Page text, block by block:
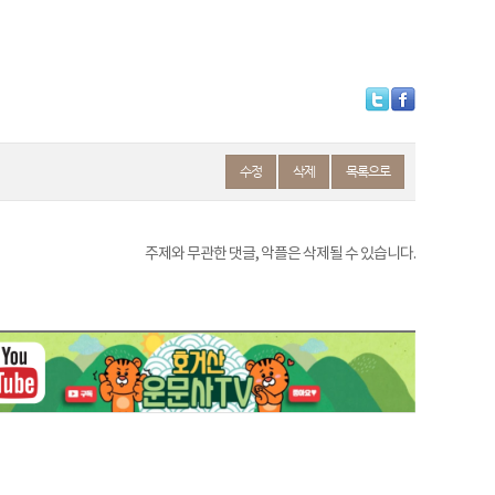
수정 삭제 목록으로
주제와 무관한 댓글, 악플은 삭제될 수 있습니다.